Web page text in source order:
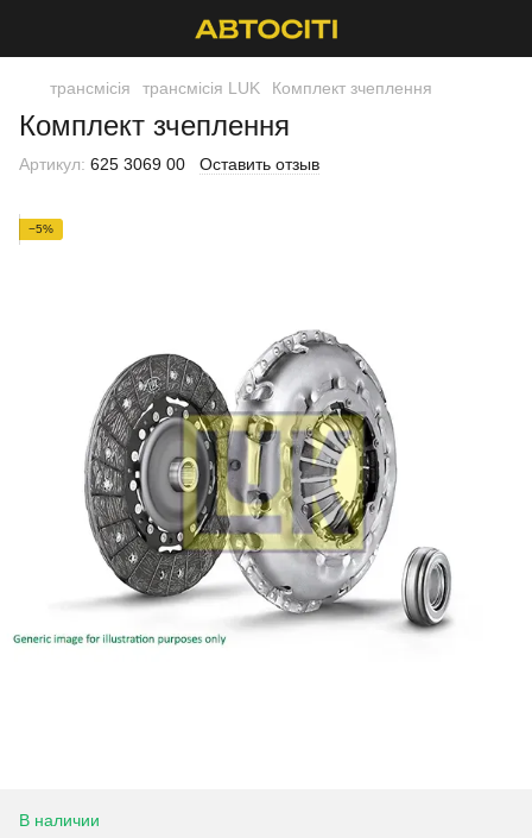
трансмісія трансмісія LUK Комплект зчеплення
Комплект зчеплення
Артикул: 625 3069 00 Оставить отзыв
−5%
В наличии